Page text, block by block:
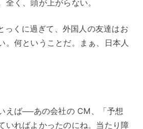
全く、頭が上がらない。
っくに過ぎて、外国人の友達はお
。何ということだ。まぁ、日本人
えば──あの会社の CM、「予想
いればよかったのにね。当たり障